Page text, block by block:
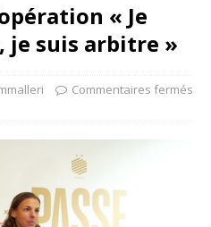
« Je
je suis arbitre »
Commentaires fermés